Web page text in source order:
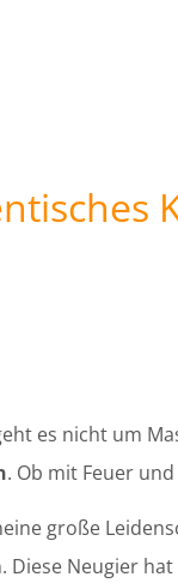
es nicht um
. Ob mit Feuer
große
Diese Neugier